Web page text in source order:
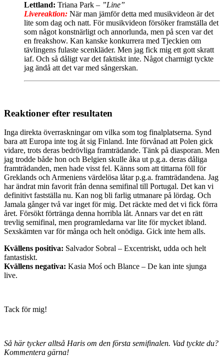
Lettland: Triana Park – ”Line”
Livereaktion: När man jämför detta med musikvideon är det
lite som dag och natt. För musikvideon försöker framställa det
som något konstnärligt och annorlunda, men på scen var det
en freakshow. Kan kanske konkurrera med Tjeckien om
tävlingens fulaste scenkläder. Men jag fick mig ett gott skratt
iaf. Och så dåligt var det faktiskt inte. Något charmigt tyckte
jag ändå att det var med sångerskan.
Reaktioner efter resultaten
Inga direkta överraskningar om vilka som tog finalplatserna. Synd
bara att Europa inte tog åt sig Finland. Inte förvånad att Polen gick
vidare, trots deras bedrövliga framträdande. Tänk på diasporan. Men
jag trodde både hon och Belgien skulle åka ut p.g.a. deras dåliga
framträdanden, men hade visst fel. Känns som att tittarna föll för
Greklands och Armeniens värdelösa låtar p.g.a. framträdandena. Jag
har ändrat min favorit från denna semifinal till Portugal. Det kan vi
definitivt fastställa nu. Kan nog bli farlig utmanare på lördag. Och
Jamala gånger två var inget för mig. Det räckte med det vi fick förra
året. Försökt förtränga denna horribla låt. Annars var det en rätt
trevlig semifinal, men programledarna var lite för mycket ibland.
Sexskämten var för många och helt onödiga. Gick inte hem alls.
Kvällens positiva: Salvador Sobral – Excentriskt, udda och helt
fantastiskt.
Kvällens negativa: Kasia Moś och Blance – De kan inte sjunga
live.
Tack för mig!
Så här tycker alltså Haris om den första semifinalen. Vad tyckte du?
Kommentera gärna!